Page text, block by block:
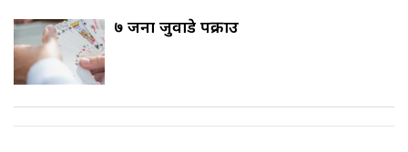
७ जना जुवाडे पक्राउ